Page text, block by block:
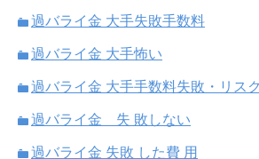
過バライ金 大手失敗手数料
過バライ金 大手怖い
過バライ金 大手手数料失敗・リス
過バライ金 失 敗しない
過バライ金 失敗 した費 用